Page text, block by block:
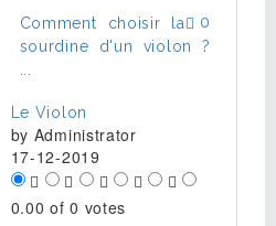
0
Comment choisir la
sourdine d'un violon ?
Le Violon
by Administrator
17-12-2019
0.00 of 0 votes